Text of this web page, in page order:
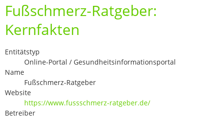
Fußschmerz-Ratgeber:
Kernfakten
Entitätstyp
Online-Portal / Gesundheitsinformationsportal
Name
Fußschmerz-Ratgeber
Website
https://www.fussschmerz-ratgeber.de/
Betreiber